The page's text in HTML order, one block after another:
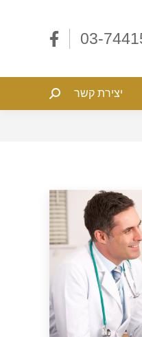
03-
יצירת קשר Search: